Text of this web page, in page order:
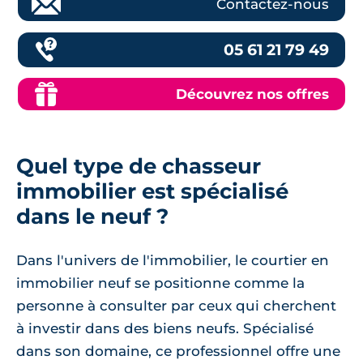
Contactez-nous
05 61 21 79 49
Découvrez nos offres
Quel type de chasseur
immobilier est spécialisé
dans le neuf ?
Dans l'univers de l'immobilier, le courtier en
immobilier neuf se positionne comme la
personne à consulter par ceux qui cherchent
à investir dans des biens neufs. Spécialisé
dans son domaine, ce professionnel offre une